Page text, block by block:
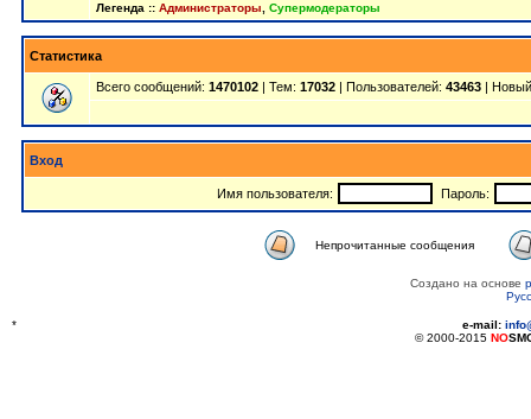
Легенда :: Администраторы Супермодераторы
Статистика
Всего сообщений: 1470102 | Тем: 17032 | Пользователей: 43463 |
Вход
Имя пользователя: Пароль:
Непрочитанные сообщения
Создано на основе
* e-mail:
© 2000-2015 NO